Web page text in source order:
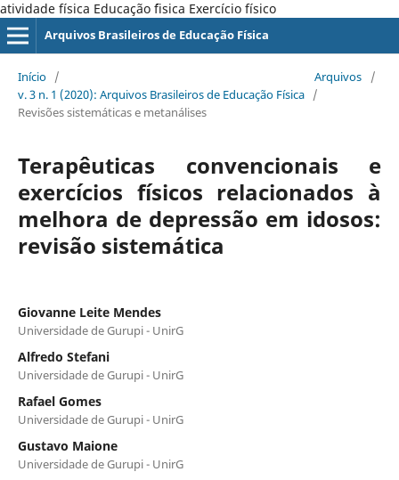
atividade física Educação ´fisica Exercício físico
Arquivos Brasileiros de Educação Física
Início / Arquivos
/
v. 3 n. 1 (2020): Arquivos Brasileiros de Educação Física /
Revisões sistemáticas e metanálises
Terapêuticas convencionais e
exercícios físicos relacionados à
melhora de depressão em idosos:
revisão sistemática
Giovanne Leite Mendes
Universidade de Gurupi - UnirG
Alfredo Stefani
Universidade de Gurupi - UnirG
Rafael Gomes
Universidade de Gurupi - UnirG
Gustavo Maione
Universidade de Gurupi - UnirG